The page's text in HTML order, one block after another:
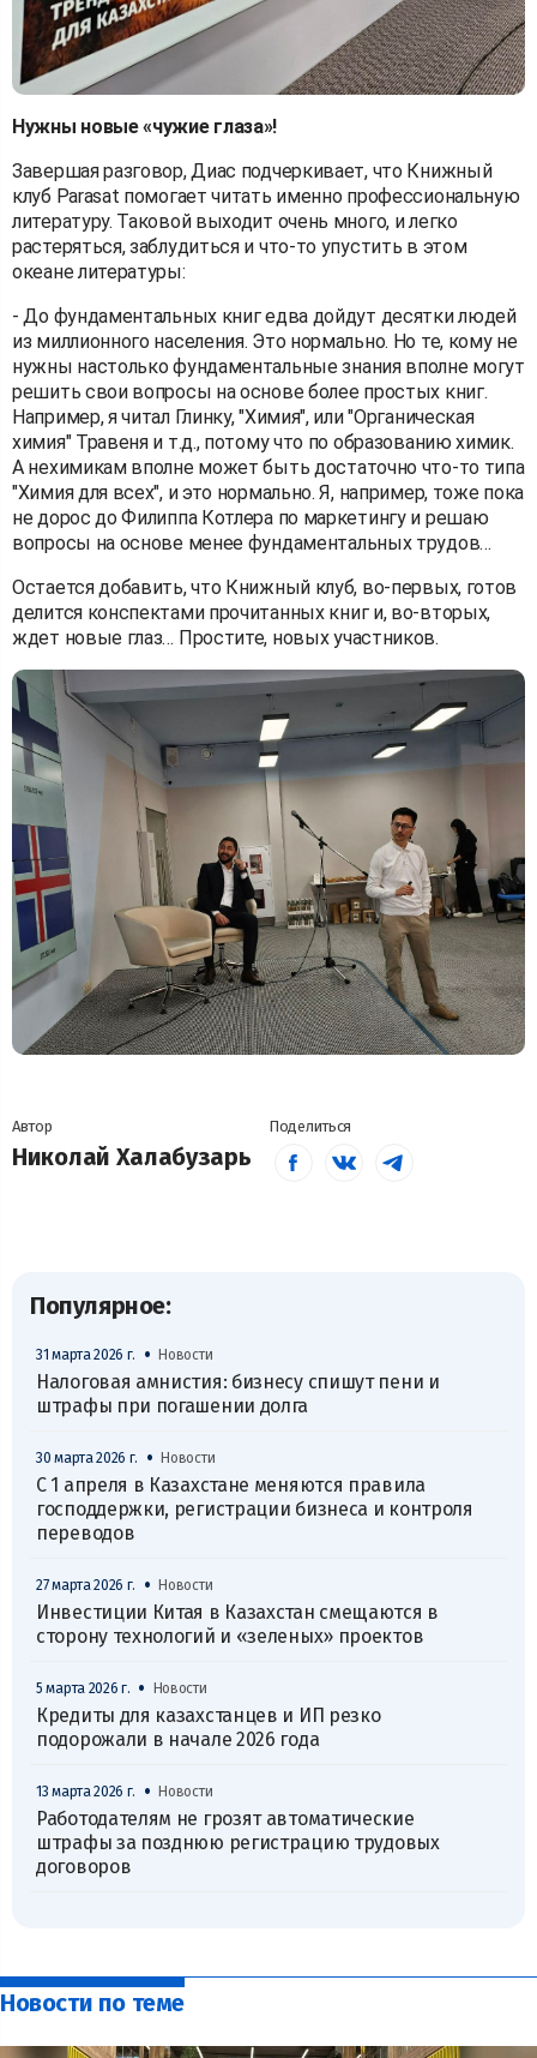
Нужны новые «чужие глаза»!
Завершая разговор, Диас подчеркивает, что Книжный
клуб Parasat помогает читать именно профессиональную
литературу. Таковой выходит очень много, и легко
растеряться, заблудиться и что-то упустить в этом
океане литературы:
- До фундаментальных книг едва дойдут десятки людей
из миллионного населения. Это нормально. Но те, кому не
нужны настолько фундаментальные знания вполне могут
решить свои вопросы на основе более простых книг.
Например, я читал Глинку, "Химия", или "Органическая
химия" Травеня и т.д., потому что по образованию химик.
А нехимикам вполне может быть достаточно что-то типа
"Химия для всех", и это нормально. Я, например, тоже пока
не дорос до Филиппа Котлера по маркетингу и решаю
вопросы на основе менее фундаментальных трудов…
Остается добавить, что Книжный клуб, во-первых, готов
делится конспектами прочитанных книг и, во-вторых,
ждет новые глаз… Простите, новых участников.
Автор
Николай Халабузарь
Поделиться
Популярное:
31 марта 2026 г. • Новости
Налоговая амнистия: бизнесу спишут пени и
штрафы при погашении долга
30 марта 2026 г. • Новости
С 1 апреля в Казахстане меняются правила
господдержки, регистрации бизнеса и контроля
переводов
27 марта 2026 г. • Новости
Инвестиции Китая в Казахстан смещаются в
сторону технологий и «зеленых» проектов
5 марта 2026 г. • Новости
Кредиты для казахстанцев и ИП резко
подорожали в начале 2026 года
13 марта 2026 г. • Новости
Работодателям не грозят автоматические
штрафы за позднюю регистрацию трудовых
договоров
Новости по теме